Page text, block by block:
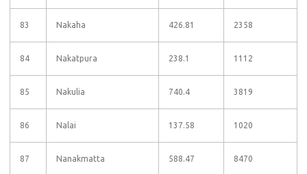
83 Nakaha 426.81 2358
84 Nakatpura 238.1 1112
85 Nakulia 740.4 3819
86 Nalai 137.58 1020
87 Nanakmatta 588.47 8470